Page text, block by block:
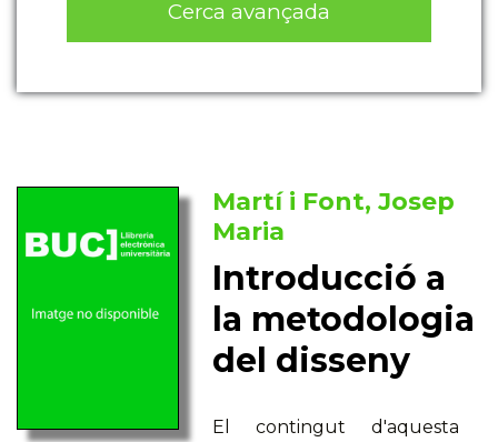
Cerca avançada
Martí i Font, Josep
Maria
Introducció a
la metodologia
del disseny
El contingut d'aquesta